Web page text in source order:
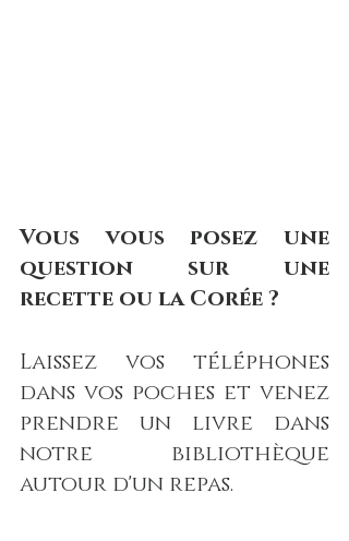
Vous vous posez une
question sur une
recette ou la Corée ?
Laissez vos téléphones
dans vos poches et venez
prendre un livre dans
notre bibliothèque
autour d'un repas.